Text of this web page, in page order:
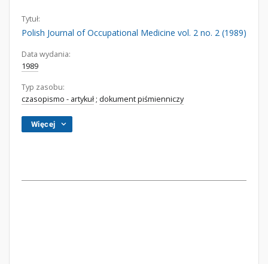
Tytuł:
Polish Journal of Occupational Medicine vol. 2 no. 2 (1989)
Data wydania:
1989
Typ zasobu:
czasopismo - artykuł ; dokument piśmienniczy
Więcej